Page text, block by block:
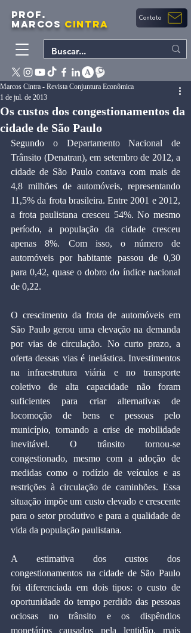
PROF.
MARCOS CINTRA Contato
Os custos dos congestionamentos da
cidade de São Paulo
Marcos Cintra - Revista Conjuntura Econômica
1 de jul. de 2013
﻿Segundo o Departamento Nacional de
Trânsito (Denatran), em setembro de 2012, a
cidade de São Paulo contava com mais de
4,8 milhões de automóveis, representando
11,5% da frota brasileira. Entre 2001 e 2012,
a frota paulistana cresceu 54%. No mesmo
período, a população da cidade cresceu
apenas 8%. Com isso, o número de
automóveis por habitante passou de 0,30
para 0,42, quase o dobro do índice nacional
de 0,22.
O crescimento da frota de automóveis em
São Paulo gerou uma elevação na demanda
por vias de circulação. No curto prazo, a
oferta dessas vias é inelástica. Investimentos
na infraestrutura viária e no transporte
coletivo de alta capacidade não foram
suficientes para criar alternativas de
locomoção de bens e pessoas pelo
município, tornando a crise de mobilidade
inevitável. O trânsito tornou-se
congestionado, mesmo com a adoção de
medidas como o rodízio de veículos e as
restrições à circulação de caminhões. Essa
situação impõe um custo elevado e crescente
para o setor produtivo e para a qualidade de
vida da população paulistana.
A estimativa dos custos dos
congestionamentos na cidade de São Paulo
foi diferenciada em dois tipos: o custo de
oportunidade do tempo perdido das pessoas
ociosas no trânsito e os dispêndios
monetários causados pela lentidão, mais